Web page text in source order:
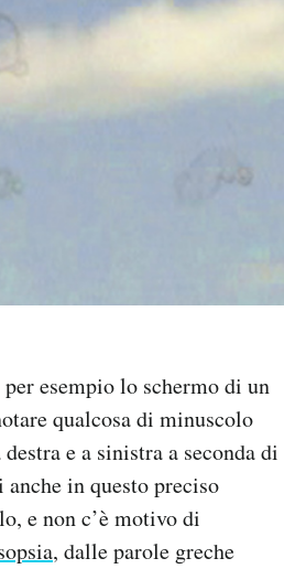
esempio lo schermo di un
qualcosa di minuscolo
e a sinistra a seconda di
in questo preciso
e non c’è motivo di
, dalle parole greche